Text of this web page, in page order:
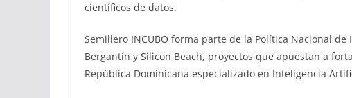
científicos de datos.
Semillero INCUBO forma parte de la Política Nacional
Bergantín y Silicon Beach, proyectos que apuestan a
República Dominicana especializado en Inteligencia